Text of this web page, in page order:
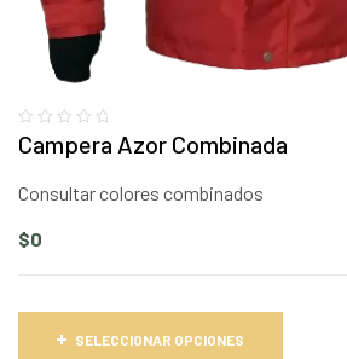
Campera Azor Combinada
Consultar colores combinados
$0
SELECCIONAR OPCIONES